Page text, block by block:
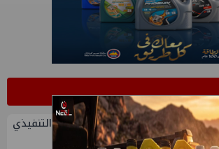
أحمد شتا ووليد أنور نائبين للرئيس التنفيذي